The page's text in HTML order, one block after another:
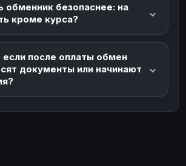
обменник безопаснее: на
кроме курса?
если после оплаты обмен
документы или начинают